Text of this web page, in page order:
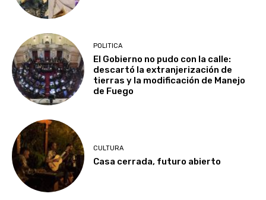
POLITICA
El Gobierno no pudo con la calle:
descartó la extranjerización de
tierras y la modificación de Manejo
de Fuego
CULTURA
Casa cerrada, futuro abierto